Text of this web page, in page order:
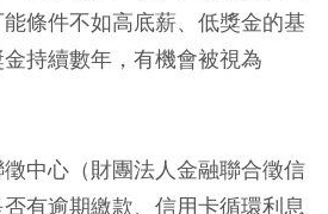
條件不如高底薪、低獎金的基
持續數年，有機會被視為
中心（財團法人金融聯合徵信
有逾期繳款、信用卡循環利息